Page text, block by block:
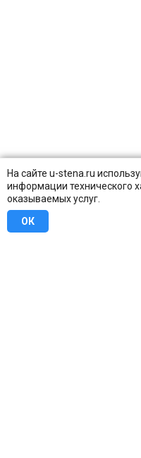
На сайте u-stena.ru
информации технического
оказываемых услуг.
ОК